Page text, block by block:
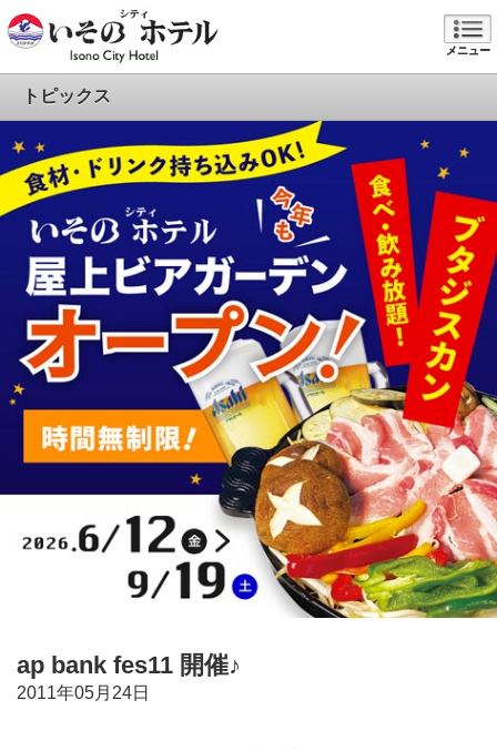
メニュー
トピックス
ap bank fes11 開催♪
2011年05月24日